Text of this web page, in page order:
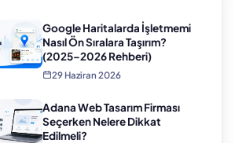
Google Haritalarda İşletmemi
Nasıl Ön Sıralara Taşırım?
(2025–2026 Rehberi)
29 Haziran 2026
Adana Web Tasarım Firması
Seçerken Nelere Dikkat
Edilmeli?